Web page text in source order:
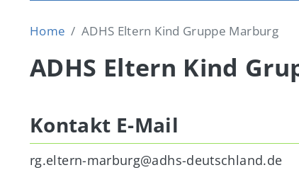
Home ADHS Eltern Kind Gruppe Marburg
ADHS Eltern Kind
Kontakt E-Mail
rg.eltern-marburg@adhs-deutschland.de